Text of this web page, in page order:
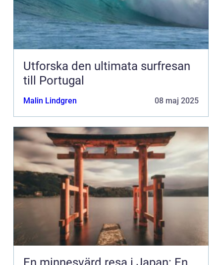
Utforska den ultimata surfresan
till Portugal
Malin Lindgren 08 maj 2025